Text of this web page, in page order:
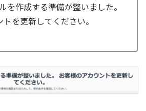
を作成する準備が整いました。
を更新してください。